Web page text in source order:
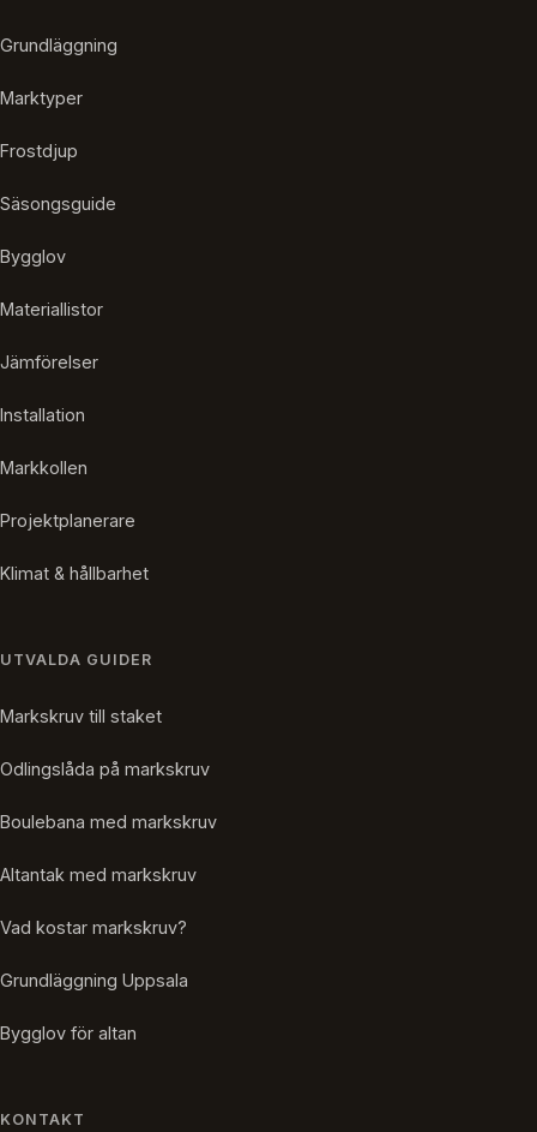
Grundläggning
Marktyper
Frostdjup
Säsongsguide
Bygglov
Materiallistor
Jämförelser
Installation
Markkollen
Projektplanerare
Klimat & hållbarhet
UTVALDA GUIDER
Markskruv till staket
Odlingslåda på markskruv
Boulebana med markskruv
Altantak med markskruv
Vad kostar markskruv?
Grundläggning Uppsala
Bygglov för altan
KONTAKT